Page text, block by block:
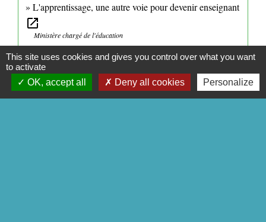
L'apprentissage, une autre voie pour devenir enseignant
open_in_new
Ministère chargé de l'éducation
Devenir enseignant : préprofessionnalisationopen_in_new
Ministère chargé de l'éducation
Signaler une erreur sur cette page
This site uses cookies and gives you control over what you want
to activate
OK, accept all
Deny all cookies Personalize